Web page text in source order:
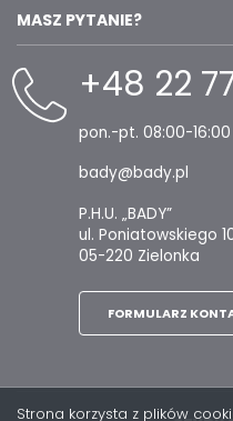
MASZ PYTANIE?
+48 22
pon.-pt. 08:00-16:00
bady@bady.pl
P.H.U. „BADY”
ul. Poniatowskiego
05-220 Zielonka
FORMULARZ
Strona korzysta z plików